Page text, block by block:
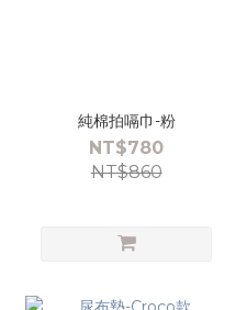
純棉拍嗝巾-粉
NT$780
NT$860